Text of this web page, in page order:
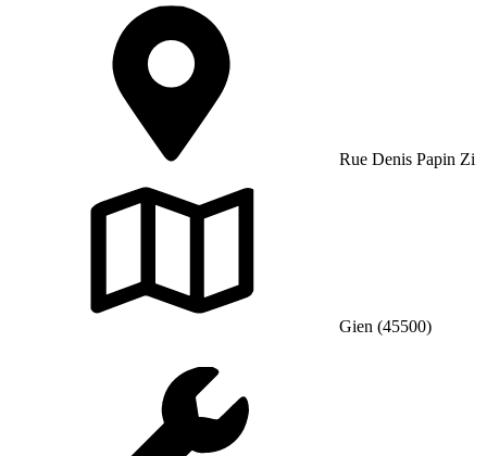
Rue Denis Papin Zi
Gien (45500)